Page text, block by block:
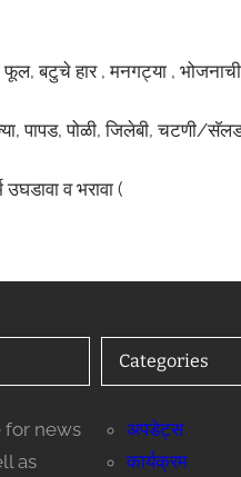
बटुचे हार , मनगट्या , भोजनाची
पापड, पोळी, जिलेबी, चटणी/
व भरावा (
for news
as
Categories
अपडेट्स
कार्यक्रम